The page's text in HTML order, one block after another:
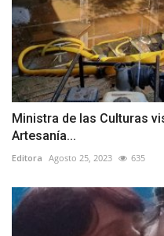
Ministra de las Culturas
Artesanía...
Editora Agosto 25, 2023 635